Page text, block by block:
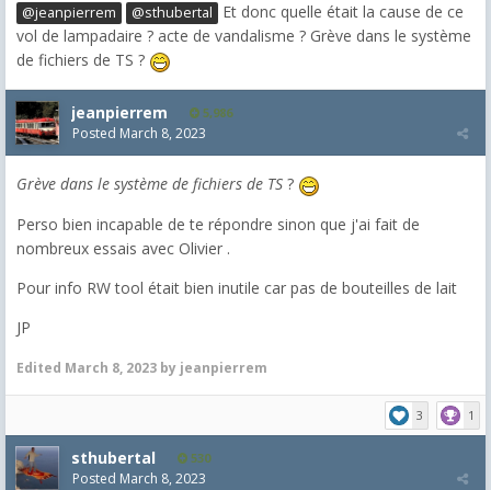
@jeanpierrem @sthubertal Et donc quelle était la cause de ce
vol de lampadaire ? acte de vandalisme ? Grève dans le système
de fichiers de TS ?
jeanpierrem 5,986
Posted March 8, 2023
Grève dans le système de fichiers de TS ?
Perso bien incapable de te répondre sinon que j'ai fait de
nombreux essais avec Olivier .
Pour info RW tool était bien inutile car pas de bouteilles de lait
JP
Edited March 8, 2023 by jeanpierrem
3 1
sthubertal 530
Posted March 8, 2023